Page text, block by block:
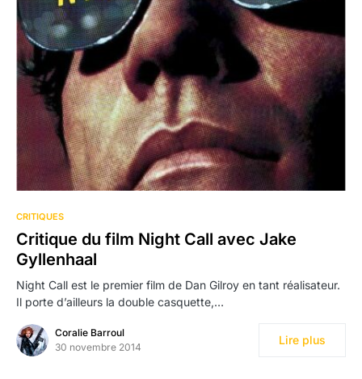
CRITIQUES
Critique du film Night Call avec Jake
Gyllenhaal
Night Call est le premier film de Dan Gilroy en tant réalisateur.
Il porte d’ailleurs la double casquette,…
Coralie Barroul
30 novembre 2014
Lire plus